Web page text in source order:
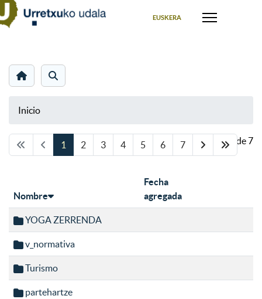
EUSKERA
Inicio
Página 1 de 7
1 2 3 4 5 6 7
Nombre
Fecha
agregada
YOGA ZERRENDA
v_normativa
Turismo
partehartze